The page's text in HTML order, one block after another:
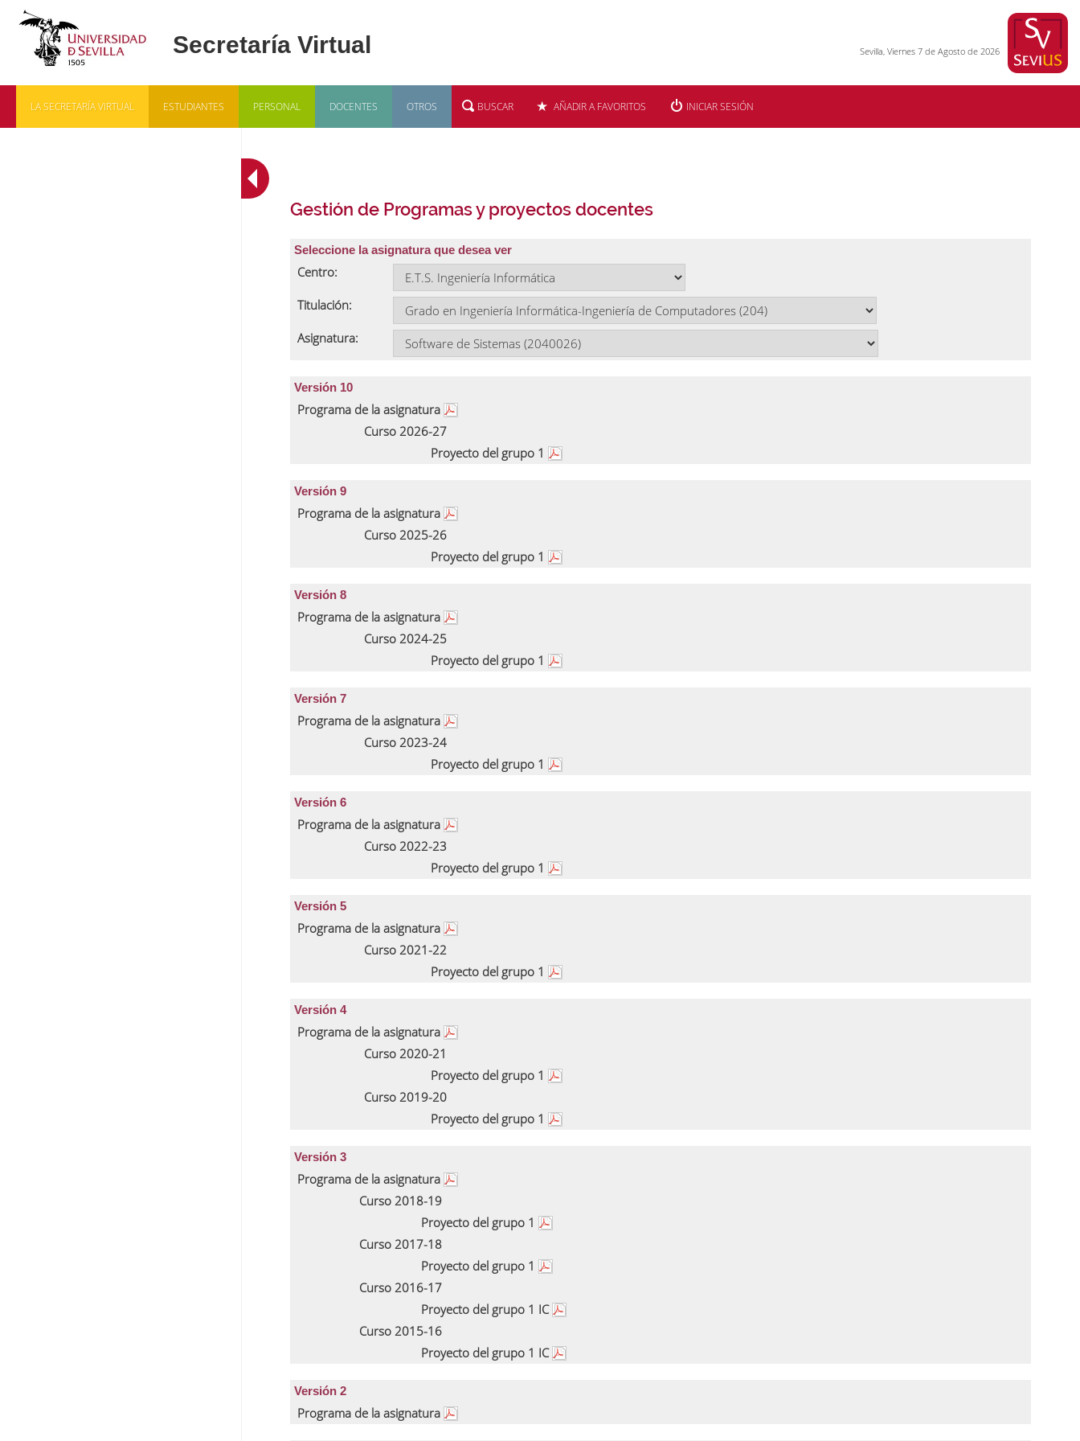
Sevilla, Viernes 7 de Agosto de 2026
LA SECRETARÍA VIRTUAL ESTUDIANTES PERSONAL DOCENTES OTROS BUSCAR AÑADIR A FAVORITOS INICIAR SESIÓN
Gestión de Programas y proyectos docentes
Seleccione la asignatura que desea ver
Centro:
Titulación:
Asignatura:
Versión 10
Programa de la asignatura
Curso 2026-27
Proyecto del grupo 1
Versión 9
Programa de la asignatura
Curso 2025-26
Proyecto del grupo 1
Versión 8
Programa de la asignatura
Curso 2024-25
Proyecto del grupo 1
Versión 7
Programa de la asignatura
Curso 2023-24
Proyecto del grupo 1
Versión 6
Programa de la asignatura
Curso 2022-23
Proyecto del grupo 1
Versión 5
Programa de la asignatura
Curso 2021-22
Proyecto del grupo 1
Versión 4
Programa de la asignatura
Curso 2020-21
Proyecto del grupo 1
Curso 2019-20
Proyecto del grupo 1
Versión 3
Programa de la asignatura
Curso 2018-19
Proyecto del grupo 1
Curso 2017-18
Proyecto del grupo 1
Curso 2016-17
Proyecto del grupo 1 IC
Curso 2015-16
Proyecto del grupo 1 IC
Versión 2
Programa de la asignatura